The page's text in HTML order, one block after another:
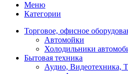
Меню
Категории
Торговое, офисное
Автомойки
Холодильники
Бытовая техника
Аудио, Видеотехника,